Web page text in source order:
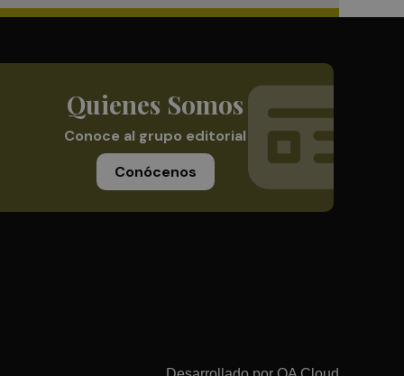
Quienes Somos
Conoce al grupo editorial
Conócenos